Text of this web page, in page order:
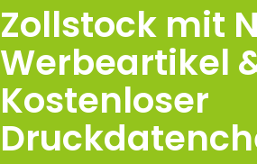
Zollstock mit
Werbeartikel
Kostenloser